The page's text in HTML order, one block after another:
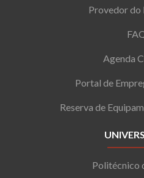
Provedor do
Agenda
Portal de
Reserva de
Politécnico